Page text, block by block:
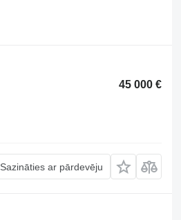
45 000 €
Sazināties ar pārdevēju